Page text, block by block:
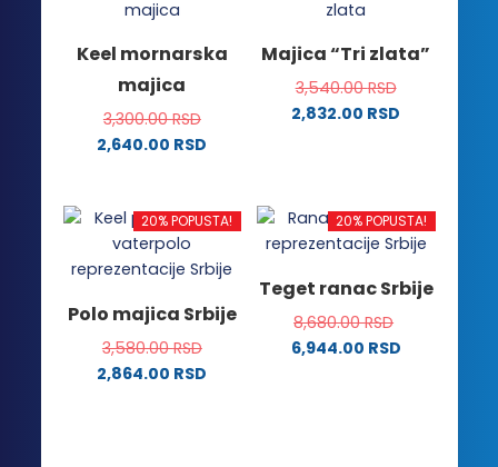
više
Opcije
mogu
biti
izabrane
proizvoda.
više
Opcije
mogu
biti
proizvoda.
Keel mornarska
majica
3,300.00RSD
2,640.00 RSD
ima
više
varijanti.
mogu
biti
izabrane
Majica “Tri zlata”
3,540.00RSD
2,832.00 RSD
više
varijanti.
mogu
biti
izabrane
20% POPUSTA!
Polo majica Srbije
3,580.00RSD
2,864.00 RSD
20% POPUSTA!
Teget ranac Srbije
8,680.00RSD
6,944.00 RSD